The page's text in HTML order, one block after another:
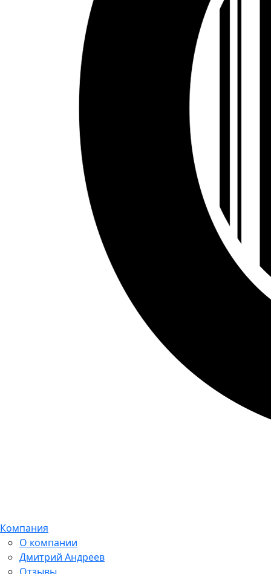
Компания
О компании
Дмитрий Андреев